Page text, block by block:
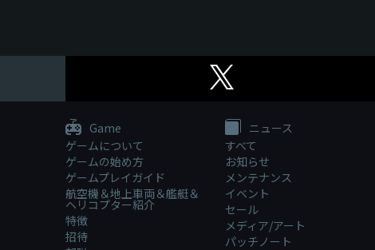
Game
ゲームについて
ゲームの始め方
ゲームプレイガイド
航空機＆地上車両＆艦艇＆
ヘリコプター紹介
特徴
招待
ニュース
すべて
お知らせ
メンテナンス
イベント
セール
メディア/アート
パッチノート